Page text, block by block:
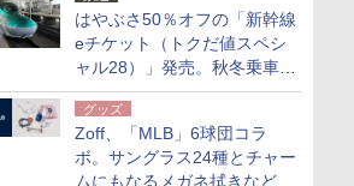
はやぶさ50％オフの「新幹線
eチケット（トクだ値スペシ
ャル28）」発売。秋冬乗車
分、えきねっと限定
グッズ
Zoff、「MLB」6球団コラ
ボ。サングラス24種とチャー
ムにもなるメガネ拭きなど雑